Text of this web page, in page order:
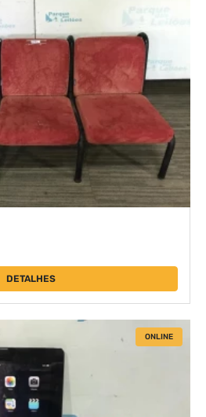
DETALHES
ONLINE